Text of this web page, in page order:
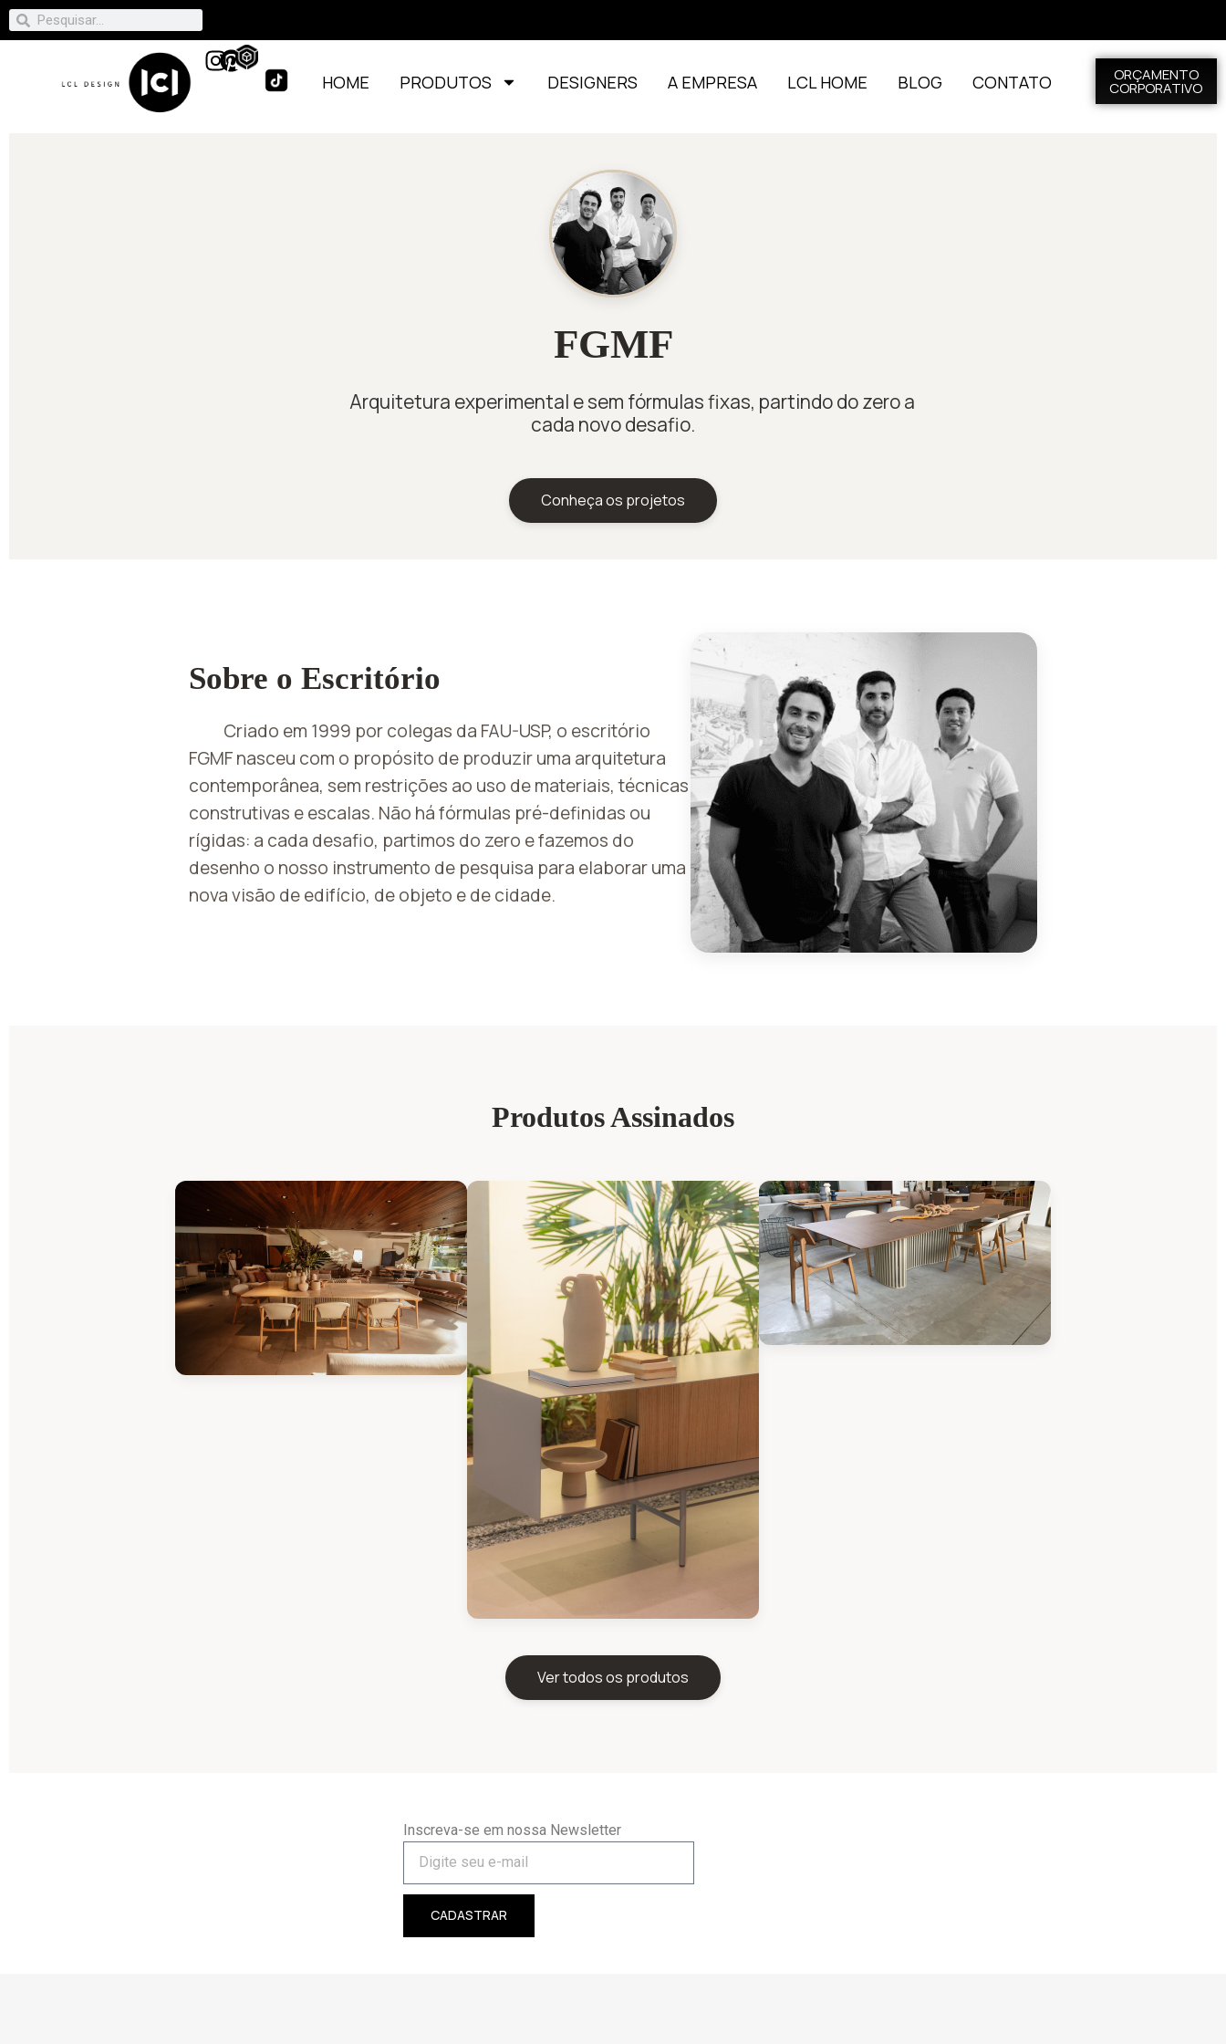
HOME PRODUTOS DESIGNERS A EMPRESA LCL HOME BLOG CONTATO ORÇAMENTO
CORPORATIVO
FGMF
Arquitetura experimental e sem fórmulas fixas, partindo do zero a
cada novo desafio.
Conheça os projetos
Sobre o Escritório
Criado em 1999 por colegas da FAU-USP, o escritório
FGMF nasceu com o propósito de produzir uma arquitetura
contemporânea, sem restrições ao uso de materiais, técnicas
construtivas e escalas. Não há fórmulas pré-definidas ou
rígidas: a cada desafio, partimos do zero e fazemos do
desenho o nosso instrumento de pesquisa para elaborar uma
nova visão de edifício, de objeto e de cidade.
Produtos Assinados
Ver todos os produtos
Inscreva-se em nossa Newsletter
CADASTRAR